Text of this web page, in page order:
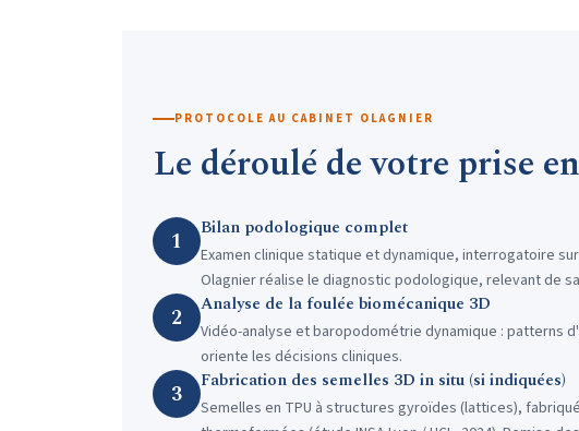
PROTOCOLE AU CABINET OLAGNIER
Le déroulé de votre prise
1 Bilan podologique complet
Examen clinique statique et dynamique, interrogatoire
Olagnier réalise le diagnostic podologique, relevant de
2 Analyse de la foulée biomécanique 3D
Vidéo-analyse et baropodométrie dynamique : patterns
oriente les décisions cliniques.
3 Fabrication des semelles 3D in situ (si indiquées)
Semelles en TPU à structures gyroïdes (lattices),